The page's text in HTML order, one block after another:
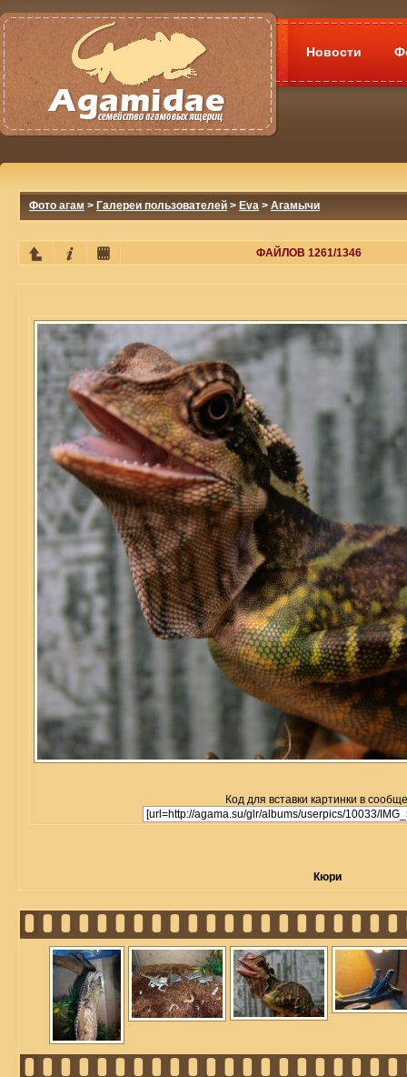
Новости
Фото агам > Галереи пользователей > Eva > Агамычи
ФАЙЛОВ 1261/1346
Код для вставки картинки в
Кюри